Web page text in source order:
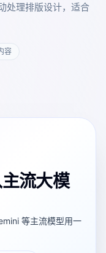
处理排版设计，适合
容
流大模
等主流模型用一